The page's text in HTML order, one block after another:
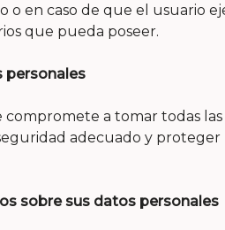
o en caso de que el usuario
que pueda poseer.
personales
compromete a tomar todas
adecuado y proteger
sobre sus datos personales